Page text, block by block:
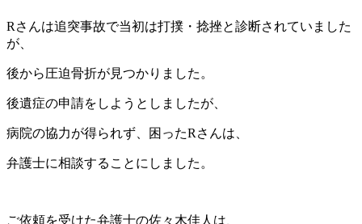
Rさんは追突事故で当初は打撲・捻挫と診断されていました
が、
後から圧迫骨折が見つかりました。
後遺症の申請をしようとしましたが、
病院の協力が得られず、困ったRさんは、
弁護士に相談することにしました。
ご依頼を受けた弁護士の佐々木佳人は、